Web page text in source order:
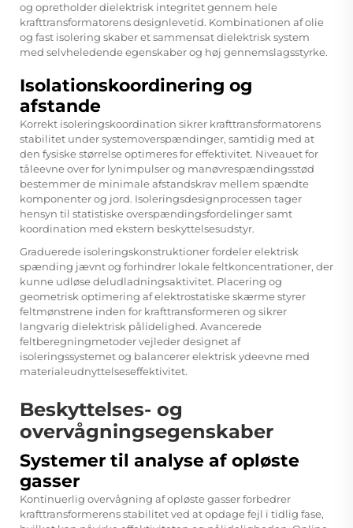
og opretholder dielektrisk integritet gennem hele
krafttransformatorens designlevetid. Kombinationen af olie
og fast isolering skaber et sammensat dielektrisk system
med selvheledende egenskaber og høj gennemslagsstyrke.
Isolationskoordinering og
afstande
Korrekt isoleringskoordination sikrer krafttransformatorens
stabilitet under systemoverspændinger, samtidig med at
den fysiske størrelse optimeres for effektivitet. Niveauet for
tåleevne over for lynimpulser og manøvrespændingsstød
bestemmer de minimale afstandskrav mellem spændte
komponenter og jord. Isoleringsdesignprocessen tager
hensyn til statistiske overspændingsfordelinger samt
koordination med ekstern beskyttelsesudstyr.
Graduerede isoleringskonstruktioner fordeler elektrisk
spænding jævnt og forhindrer lokale feltkoncentrationer, der
kunne udløse deludladningsaktivitet. Placering og
geometrisk optimering af elektrostatiske skærme styrer
feltmønstrene inden for krafttransformeren og sikrer
langvarig dielektrisk pålidelighed. Avancerede
feltberegningmetoder vejleder designet af
isoleringssystemet og balancerer elektrisk ydeevne med
materialeudnyttelseseffektivitet.
Beskyttelses- og
overvågningsegenskaber
Systemer til analyse af opløste
gasser
Kontinuerlig overvågning af opløste gasser forbedrer
krafttransformerens stabilitet ved at opdage fejl i tidlig fase,